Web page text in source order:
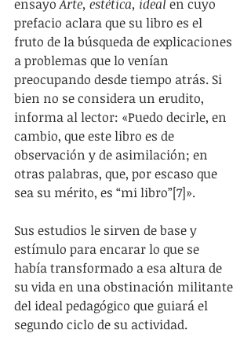
ensayo Arte, estética, ideal en cuyo
prefacio aclara que su libro es el
fruto de la búsqueda de explicaciones
a problemas que lo venían
preocupando desde tiempo atrás. Si
bien no se considera un erudito,
informa al lector: «Puedo decirle, en
cambio, que este libro es de
observación y de asimilación; en
otras palabras, que, por escaso que
sea su mérito, es “mi libro”[7]».
Sus estudios le sirven de base y
estímulo para encarar lo que se
había transformado a esa altura de
su vida en una obstinación militante
del ideal pedagógico que guiará el
segundo ciclo de su actividad.